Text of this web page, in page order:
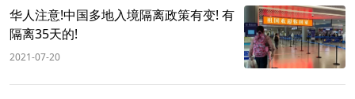
华人注意!中国多地入境隔离政策有变! 有
隔离35天的!
2021-07-20